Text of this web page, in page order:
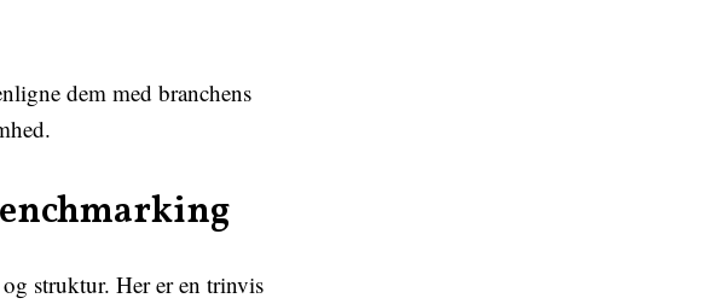
dem med branchens
struktur. Her er en trinvis